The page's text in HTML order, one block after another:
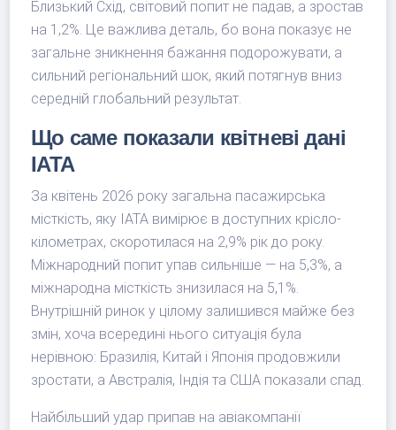
Близький Схід, світовий попит не падав, а зростав
на 1,2%. Це важлива деталь, бо вона показує не
загальне зникнення бажання подорожувати, а
сильний регіональний шок, який потягнув вниз
середній глобальний результат.
Що саме показали квітневі дані
IATA
За квітень 2026 року загальна пасажирська
місткість, яку IATA вимірює в доступних крісло-
кілометрах, скоротилася на 2,9% рік до року.
Міжнародний попит упав сильніше — на 5,3%, а
міжнародна місткість знизилася на 5,1%.
Внутрішній ринок у цілому залишився майже без
змін, хоча всередині нього ситуація була
нерівною: Бразилія, Китай і Японія продовжили
зростати, а Австралія, Індія та США показали спад.
Найбільший удар припав на авіакомпанії